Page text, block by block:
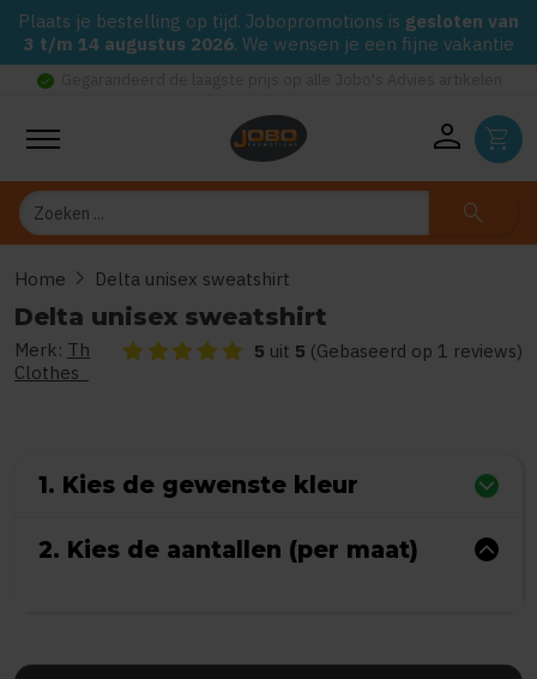
Plaats je bestelling op tijd. Jobopromotions is gesloten van
3 t/m 14 augustus 2026. We wensen je een fijne vakantie
check_circle
person shopping_cart
Zoeken search
Home chevron_right Delta unisex sweatshirt
Delta unisex sweatshirt
Merk: Th
Clothes
De beoordeling van dit product is5 van de 5
5 uit 5 (Gebaseerd op 1 reviews)
1. Kies de gewenste kleur
2. Kies de aantallen (per maat)